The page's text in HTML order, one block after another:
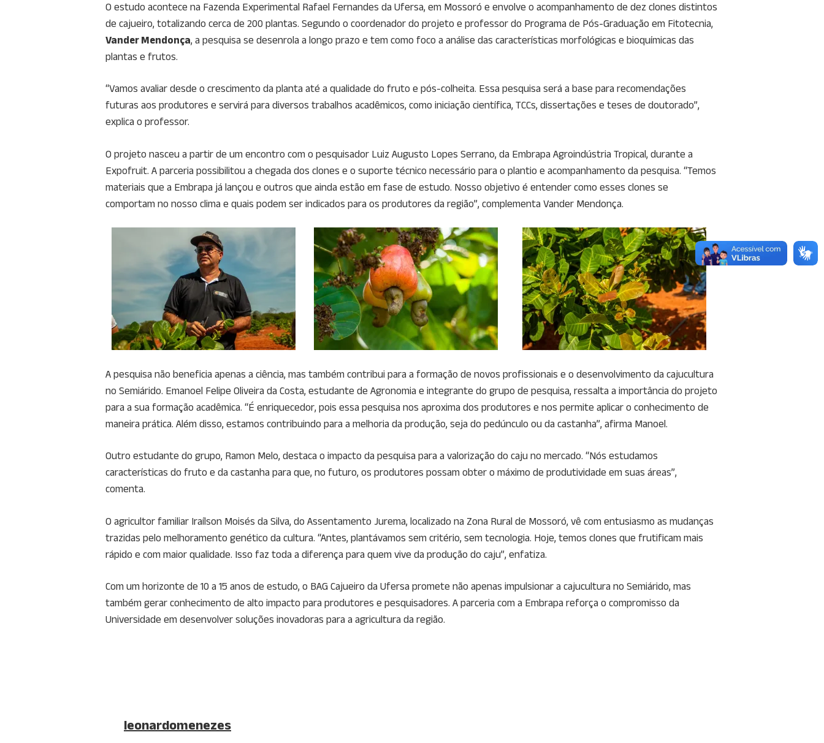
O estudo acontece na Fazenda Experimental Rafael Fernandes da Ufersa, em Mossoró e envolve o acompanhamento de dez clones distintos
de cajueiro, totalizando cerca de 200 plantas. Segundo o coordenador do projeto e professor do Programa de Pós-Graduação em Fitotecnia,
Vander Mendonça, a pesquisa se desenrola a longo prazo e tem como foco a análise das características morfológicas e bioquímicas das
plantas e frutos.
“Vamos avaliar desde o crescimento da planta até a qualidade do fruto e pós-colheita. Essa pesquisa será a base para recomendações
futuras aos produtores e servirá para diversos trabalhos acadêmicos, como iniciação científica, TCCs, dissertações e teses de doutorado”,
explica o professor.
O projeto nasceu a partir de um encontro com o pesquisador Luiz Augusto Lopes Serrano, da Embrapa Agroindústria Tropical, durante a
Expofruit. A parceria possibilitou a chegada dos clones e o suporte técnico necessário para o plantio e acompanhamento da pesquisa. “Temos
materiais que a Embrapa já lançou e outros que ainda estão em fase de estudo. Nosso objetivo é entender como esses clones se
comportam no nosso clima e quais podem ser indicados para os produtores da região”, complementa Vander Mendonça.
A pesquisa não beneficia apenas a ciência, mas também contribui para a formação de novos profissionais e o desenvolvimento da cajucultura
no Semiárido. Emanoel Felipe Oliveira da Costa, estudante de Agronomia e integrante do grupo de pesquisa, ressalta a importância do projeto
para a sua formação acadêmica. “É enriquecedor, pois essa pesquisa nos aproxima dos produtores e nos permite aplicar o conhecimento de
maneira prática. Além disso, estamos contribuindo para a melhoria da produção, seja do pedúnculo ou da castanha”, afirma Manoel.
Outro estudante do grupo, Ramon Melo, destaca o impacto da pesquisa para a valorização do caju no mercado. “Nós estudamos
características do fruto e da castanha para que, no futuro, os produtores possam obter o máximo de produtividade em suas áreas”,
comenta.
O agricultor familiar Iraílson Moisés da Silva, do Assentamento Jurema, localizado na Zona Rural de Mossoró, vê com entusiasmo as mudanças
trazidas pelo melhoramento genético da cultura. “Antes, plantávamos sem critério, sem tecnologia. Hoje, temos clones que frutificam mais
rápido e com maior qualidade. Isso faz toda a diferença para quem vive da produção do caju”, enfatiza.
Com um horizonte de 10 a 15 anos de estudo, o BAG Cajueiro da Ufersa promete não apenas impulsionar a cajucultura no Semiárido, mas
também gerar conhecimento de alto impacto para produtores e pesquisadores. A parceria com a Embrapa reforça o compromisso da
Universidade em desenvolver soluções inovadoras para a agricultura da região.
leonardomenezes